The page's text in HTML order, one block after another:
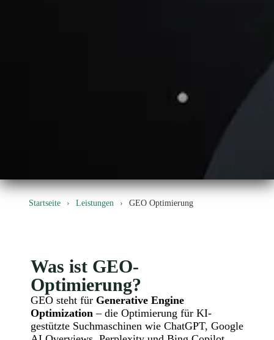
Startseite › Leistungen › GEO Optimierung
Was ist GEO-
Optimierung?
GEO steht für Generative Engine
Optimization – die Optimierung für KI-
gestützte Suchmaschinen wie ChatGPT, Google